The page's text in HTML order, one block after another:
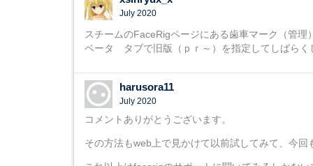
July 2020
スチームのFaceRigページにある歯車マーク（管理
ベータ タブで旧版（ｐｒ～）を指定してしばらく
harusora11
July 2020
コメントありがとうございます。
その方法もweb上で見かけて以前試してみて、今